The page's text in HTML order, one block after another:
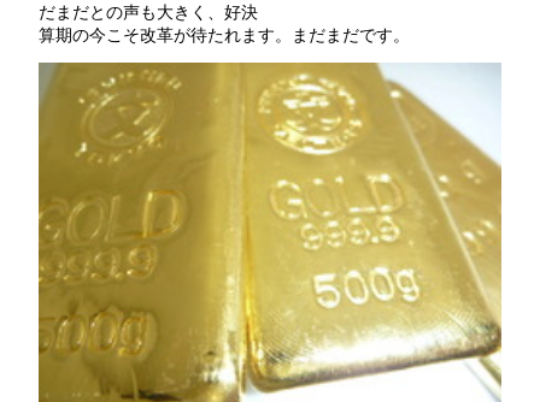
だまだとの声も大きく、好決
算期の今こそ改革が待たれます。まだまだです。